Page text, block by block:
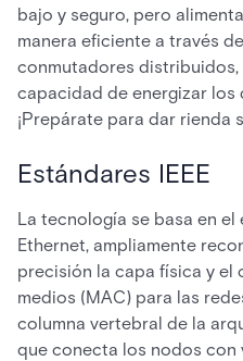
bajo y seguro, pero
manera eficiente a través
conmutadores distribuidos,
capacidad de energizar
¡Prepárate para dar rienda
Estándares IEEE
La tecnología se basa en el
Ethernet, ampliamente
precisión la capa física y el
medios (MAC) para las
columna vertebral de la
que conecta los nodos con